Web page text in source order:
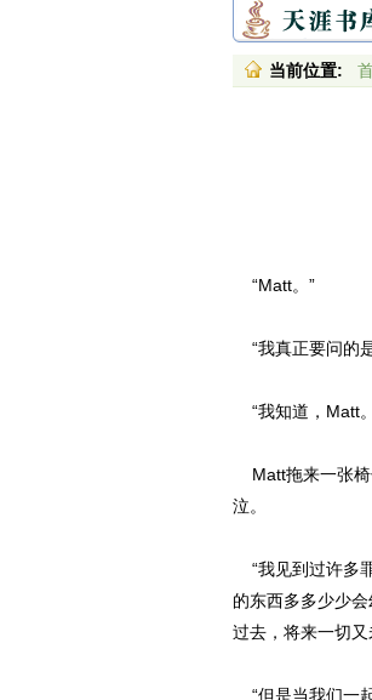
当前位置:
“Matt。”
“我真正要问的
“我知道，Matt
Matt拖来一张椅
泣。
“我见到过许多
的东西多多少少
过去，将来一切又
“但是当我们一